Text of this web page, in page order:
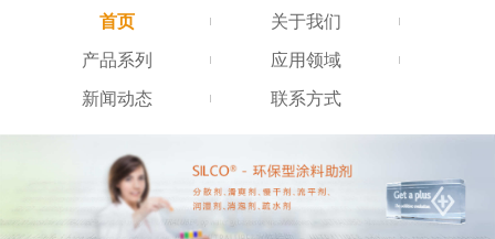
首页 关于我们
产品系列 应用领域
新闻动态 联系方式